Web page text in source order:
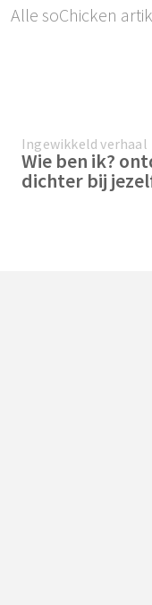
Alle soChicken
Ingewikkeld verhaal
Wie ben ik?
dichter bij